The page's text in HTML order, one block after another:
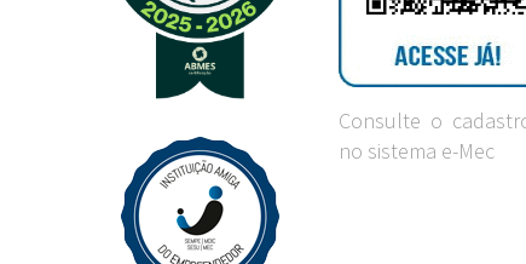
Consulte o
no sistema e-Mec